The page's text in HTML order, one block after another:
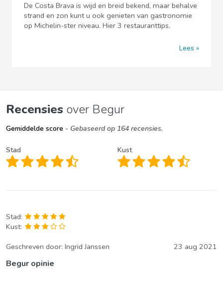
De Costa Brava is wijd en breid bekend, maar behalve
strand en zon kunt u ook genieten van gastronomie
op Michelin-ster niveau. Hier 3 restauranttips.
Lees
Recensies over Begur
Gemiddelde score - Gebaseerd op 164 recensies.
Stad Kust
Stad:
Kust:
Geschreven door: Ingrid Janssen 23 aug 2021
Begur opinie